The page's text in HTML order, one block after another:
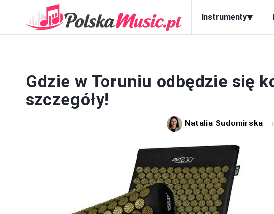
Instrumenty▾
Gdzie w Toruniu odbędzie się
szczegóły!
Natalia Sudomirska